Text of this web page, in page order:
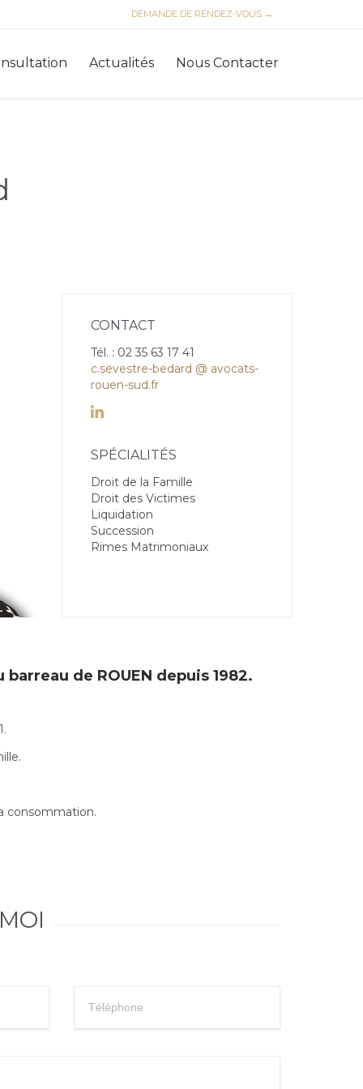
DEMANDE DE RENDEZ-VOUS →
Actualités Nous Contacter
CONTACT
Tél. : 02 35 63 17 41
c.sevestre-bedard @ avocats-
rouen-sud.fr

SPÉCIALITÉS
Droit de la Famille
Droit des Victimes
Liquidation
Succession
Rimes Matrimoniaux
de ROUEN depuis 1982.
consommation.